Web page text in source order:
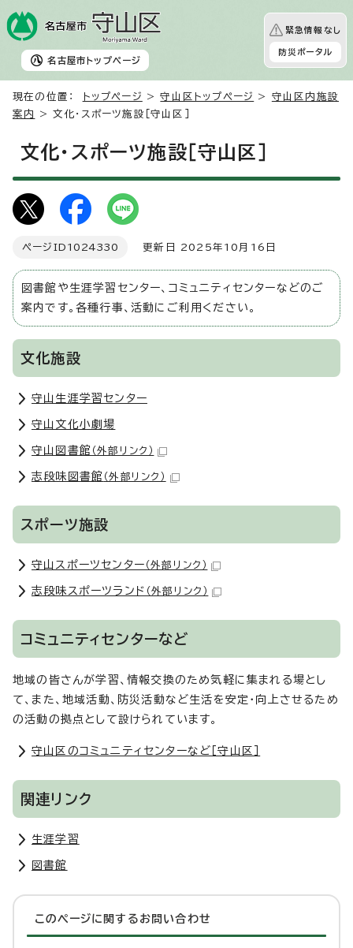
名古屋市 トップページ
緊急情報なし
防災ポータル
現在の位置： トップページ >守山区トップページ > 守山区内施設
案内
> 文化・スポーツ施設［守山区］
文化・スポーツ施設［守山区］
ページID 1024330 更新日 2025年10月16日
図書館や生涯学習センター、コミュニティセンターなどのご
案内です。各種行事、活動にご利用ください。
文化施設
守山生涯学習センター
守山文化小劇場
守山図書館 （外部リンク）
志段味図書館 （外部リンク）
スポーツ施設
守山スポーツセンター （外部リンク）
志段味スポーツランド （外部リンク）
コミュニティセンターなど
地域の皆さんが学習、情報交換のため気軽に集まれる場とし
て、また、地域活動、防災活動など生活を安定・向上させるため
の活動の拠点として設けられています。
守山区のコミュニティセンターなど［守山区］
関連リンク
生涯学習
図書館
このページに関する お問い合わせ